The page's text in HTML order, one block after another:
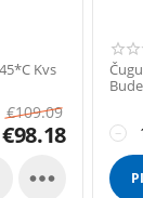
Kvs
€109.09
€98.18

−